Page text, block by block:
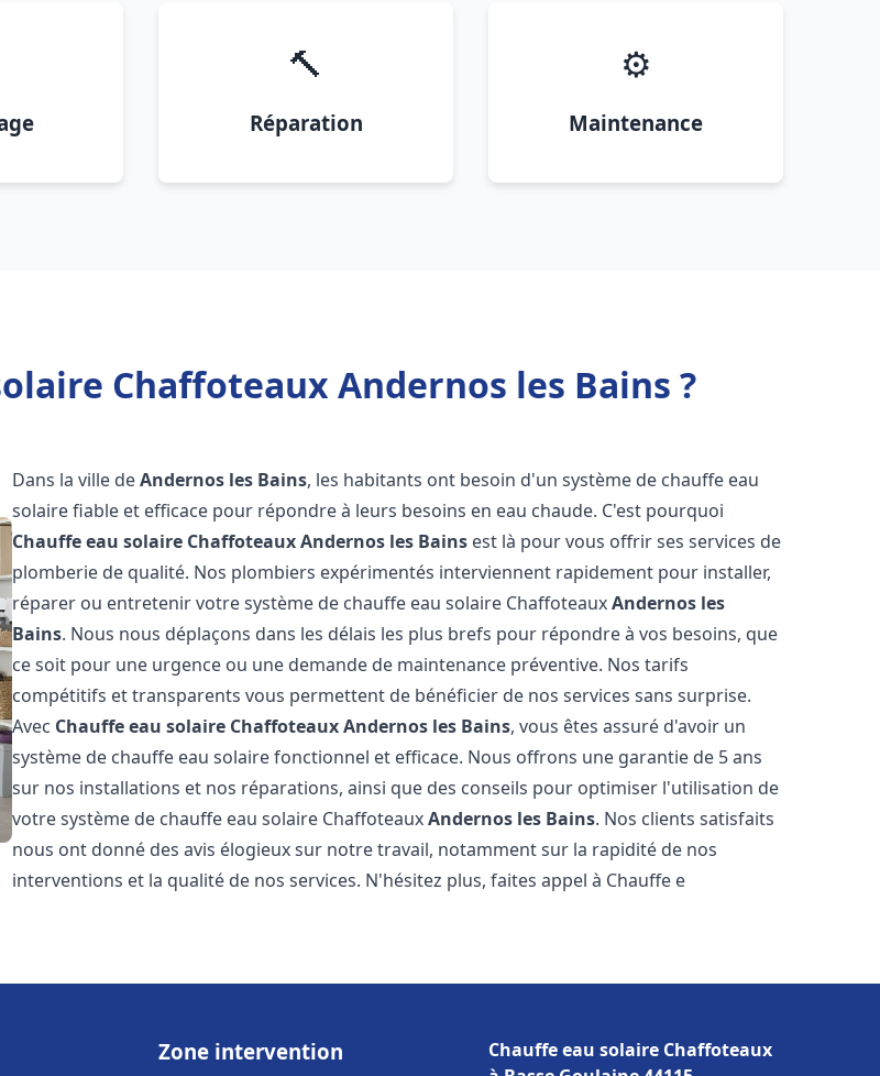
🔨
Réparation
⚙️
Maintenance
Chaffoteaux Andernos les Bains ?
Dans la ville deAndernos les Bains, les habitants ont besoin d'un système de chauffe eau
solaire fiable et efficace pour répondre à leurs besoins en eau chaude. C'est pourquoi
Chauffe eau solaire ChaffoteauxAndernos les Bains est là pour vous offrir ses services de
plomberie de qualité. Nos plombiers expérimentés interviennent rapidement pour installer,
réparer ou entretenir votre système de chauffe eau solaire ChaffoteauxAndernos les
Bains. Nous nous déplaçons dans les délais les plus brefs pour répondre à vos besoins, que
ce soit pour une urgence ou une demande de maintenance préventive. Nos tarifs
compétitifs et transparents vous permettent de bénéficier de nos services sans surprise.
Avec Chauffe eau solaire ChaffoteauxAndernos les Bains, vous êtes assuré d'avoir un
système de chauffe eau solaire fonctionnel et efficace. Nous offrons une garantie de 5 ans
sur nos installations et nos réparations, ainsi que des conseils pour optimiser l'utilisation de
votre système de chauffe eau solaire ChaffoteauxAndernos les Bains. Nos clients satisfaits
nous ont donné des avis élogieux sur notre travail, notamment sur la rapidité de nos
interventions et la qualité de nos services. N'hésitez plus, faites appel à Chauffe e
Zone intervention
Chauffe eau solaire Chaffoteaux